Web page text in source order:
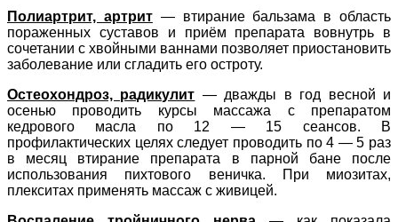
Полиартрит, артрит — втирание бальзама в область
пораженных суставов и приём препарата вовнутрь в
сочетании с хвойными ваннами позволяет приостановить
заболевание или сгладить его остроту.
Остеохондроз, радикулит — дважды в год весной и
осенью проводить курсы массажа с препаратом
кедрового масла по 12 — 15 сеансов. В
профилактических целях следует проводить по 4 — 5 раз
в месяц втирание препарата в парной бане после
использования пихтового веничка. При миозитах,
плекситах применять массаж с живицей.